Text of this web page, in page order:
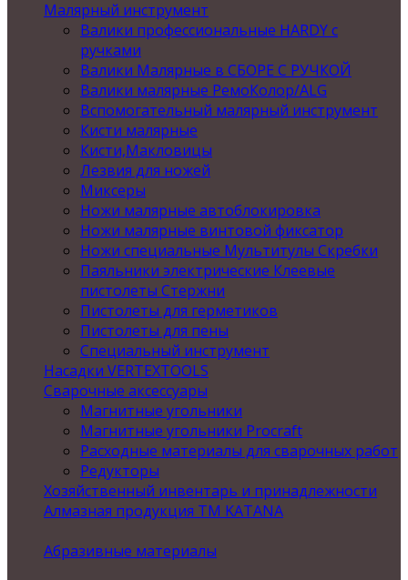
Малярный инструмент
Валики профессиональные HARDY с
ручками
Валики Малярные в СБОРЕ С РУЧКОЙ
Валики малярные РемоКолор/ALG
Вспомогательный малярный инструмент
Кисти малярные
Кисти,Макловицы
Лезвия для ножей
Миксеры
Ножи малярные автоблокировка
Ножи малярные винтовой фиксатор
Ножи специальные Мультитулы Скребки
Паяльники электрические Клеевые
пистолеты Стержни
Пистолеты для герметиков
Пистолеты для пены
Специальный инструмент
Насадки VERTEXTOOLS
Сварочные аксессуары
Магнитные угольники
Магнитные угольники Procraft
Расходные материалы для сварочных работ
Редукторы
Хозяйственный инвентарь и принадлежности
Алмазная продукция ТМ KATANA
Абразивные материалы